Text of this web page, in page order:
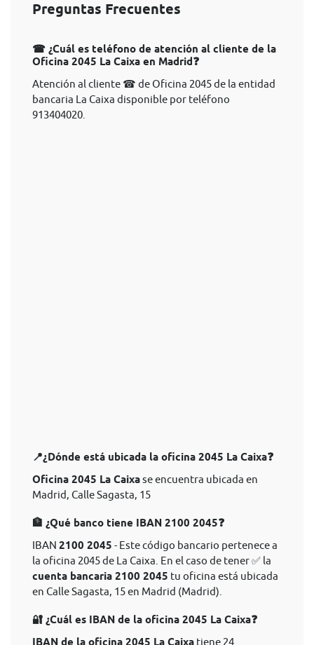
Preguntas Frecuentes
☎ ¿Cuál es teléfono de atención al cliente de la
Oficina 2045 La Caixa en Madrid❓
Atención al cliente ☎ de Oficina 2045 de la entidad
bancaria La Caixa disponible por teléfono
913404020.
📍¿Dónde está ubicada la oficina 2045 La Caixa❓
Oficina 2045 La Caixase encuentra ubicada en
Madrid, Calle Sagasta, 15
🏦 ¿Qué banco tiene IBAN 2100 2045❓
IBAN 2100 2045 - Este código bancario pertenece a
la oficina 2045 de La Caixa. En el caso de tener ✅ la
cuenta bancaria 2100 2045 tu oficina está ubicada
en Calle Sagasta, 15 en Madrid (Madrid).
🔐 ¿Cuál es IBAN de la oficina 2045 La Caixa❓
IBAN de la oficina 2045 La Caixa tiene 24